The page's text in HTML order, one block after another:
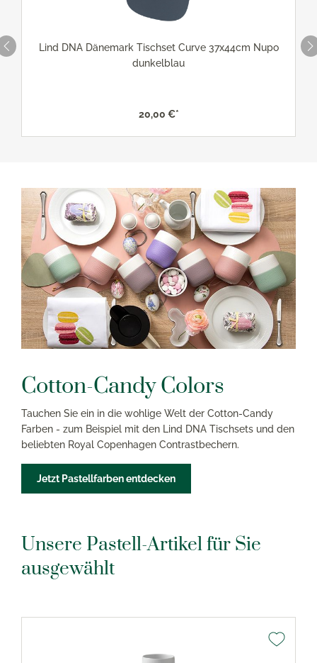
Lind DNA Dänemark Tischset Curve 37x44cm Nupo
dunkelblau
20,00 €*
Cotton-Candy Colors
Tauchen Sie ein in die wohlige Welt der Cotton-Candy
Farben - zum Beispiel mit den Lind DNA Tischsets und den
beliebten Royal Copenhagen Contrastbechern.
Jetzt Pastellfarben entdecken
Unsere Pastell-Artikel für Sie
ausgewählt